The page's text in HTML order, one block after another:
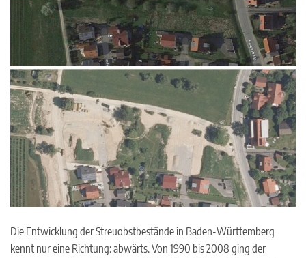
Die Entwicklung der Streuobstbestände in Baden-Württemberg
kennt nur eine Richtung: abwärts. Von 1990 bis 2008 ging der